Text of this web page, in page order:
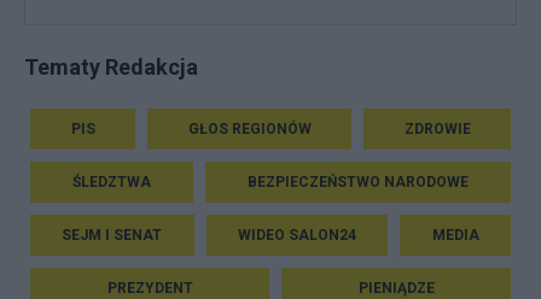
Tematy Redakcja
PIS GŁOS REGIONÓW ZDROWIE
ŚLEDZTWA BEZPIECZEŃSTWO NARODOWE
SEJM I SENAT WIDEO SALON24 MEDIA
PREZYDENT PIENIĄDZE